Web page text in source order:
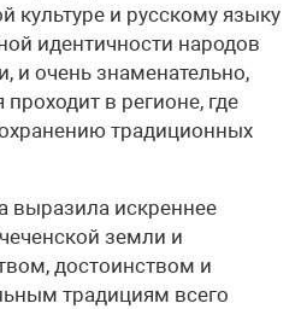
культуре и русскому языку
идентичности народов
и очень знаменательно,
в регионе, где
традиционных
искреннее
земли и
достоинством и
традициям всего